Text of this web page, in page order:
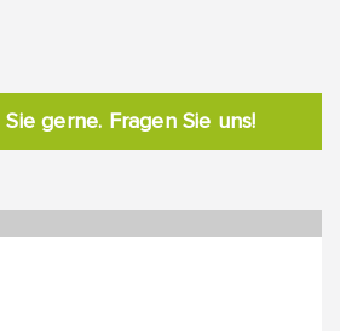
gerne. Fragen Sie uns!